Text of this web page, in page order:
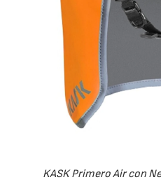
KASK Primero Air con